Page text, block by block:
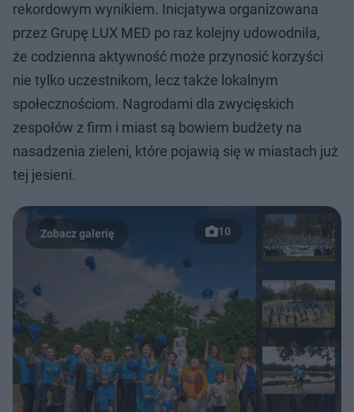
rekordowym wynikiem. Inicjatywa organizowana
przez Grupę LUX MED po raz kolejny udowodniła,
że codzienna aktywność może przynosić korzyści
nie tylko uczestnikom, lecz także lokalnym
społecznościom. Nagrodami dla zwycięskich
zespołów z firm i miast są bowiem budżety na
nasadzenia zieleni, które pojawią się w miastach już
tej jesieni.
10